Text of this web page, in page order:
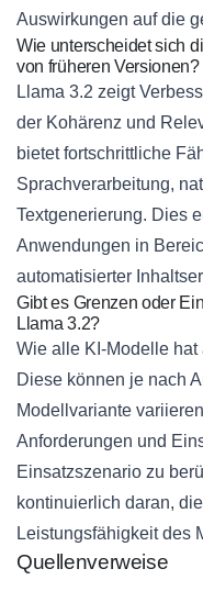
Auswirkungen auf die
Wie unterscheidet sich
von früheren Versionen?
Llama 3.2 zeigt
der Kohärenz und
bietet fortschrittliche
Sprachverarbeitung,
Textgenerierung. Dies
Anwendungen in
automatisierter
Gibt es Grenzen oder
Llama 3.2?
Wie alle KI-Modelle
Diese können je nach
Modellvariante
Anforderungen und
Einsatzszenario zu
kontinuierlich daran,
Leistungsfähigkeit des
Quellenverweise